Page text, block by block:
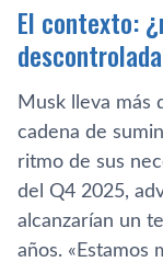
El contexto:
Musk lleva más
cadena de
ritmo de sus
del Q4 2025,
alcanzarían un
años. «Estamos